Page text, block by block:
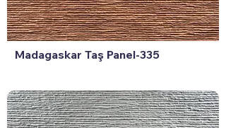
Madagaskar Taş Panel-335